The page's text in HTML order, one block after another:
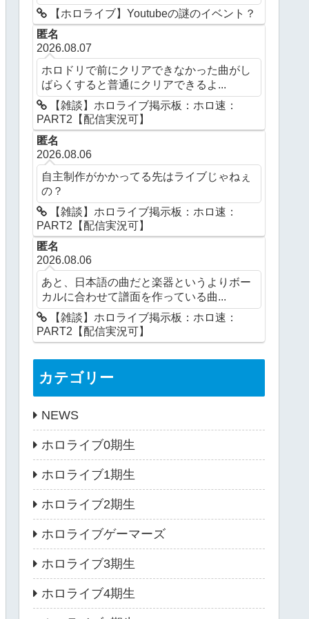
【ホロライブ】Youtubeの謎のイベント？
匿名
2026.08.07
ホロドリで前にクリアできなかった曲がし
ばらくすると普通にクリアできるよ...
【雑談】ホロライブ掲示板：ホロ速：
PART2【配信実況可】
匿名
2026.08.06
自主制作がかかってる先はライブじゃねぇ
の？
【雑談】ホロライブ掲示板：ホロ速：
PART2【配信実況可】
匿名
2026.08.06
あと、日本語の曲だと楽器というよりボー
カルに合わせて譜面を作っている曲...
【雑談】ホロライブ掲示板：ホロ速：
PART2【配信実況可】
カテゴリー
NEWS
ホロライブ0期生
ホロライブ1期生
ホロライブ2期生
ホロライブゲーマーズ
ホロライブ3期生
ホロライブ4期生